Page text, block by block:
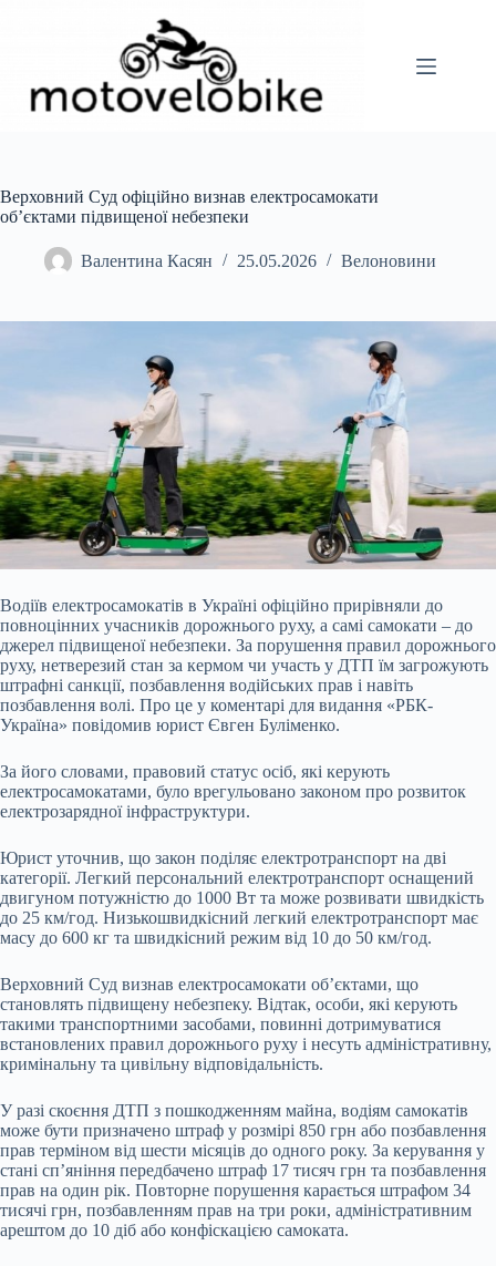
Верховний Суд офіційно визнав електросамокати
об’єктами підвищеної небезпеки
Валентина Касян 25.05.2026 Велоновини
Водіїв електросамокатів в Україні офіційно прирівняли до
повноцінних учасників дорожнього руху, а самі самокати – до
джерел підвищеної небезпеки. За порушення правил дорожнього
руху, нетверезий стан за кермом чи участь у ДТП їм загрожують
штрафні санкції, позбавлення водійських прав і навіть
позбавлення волі. Про це у коментарі для видання «РБК-
Україна» повідомив юрист Євген Буліменко.
За його словами, правовий статус осіб, які керують
електросамокатами, було врегульовано законом про розвиток
електрозарядної інфраструктури.
Юрист уточнив, що закон поділяє електротранспорт на дві
категорії. Легкий персональний електротранспорт оснащений
двигуном потужністю до 1000 Вт та може розвивати швидкість
до 25 км/год. Низькошвидкісний легкий електротранспорт має
масу до 600 кг та швидкісний режим від 10 до 50 км/год.
Верховний Суд визнав електросамокати об’єктами, що
становлять підвищену небезпеку. Відтак, особи, які керують
такими транспортними засобами, повинні дотримуватися
встановлених правил дорожнього руху і несуть адміністративну,
кримінальну та цивільну відповідальність.
У разі скоєння ДТП з пошкодженням майна, водіям самокатів
може бути призначено штраф у розмірі 850 грн або позбавлення
прав терміном від шести місяців до одного року. За керування у
стані сп’яніння передбачено штраф 17 тисяч грн та позбавлення
прав на один рік. Повторне порушення карається штрафом 34
тисячі грн, позбавленням прав на три роки, адміністративним
арештом до 10 діб або конфіскацією самоката.